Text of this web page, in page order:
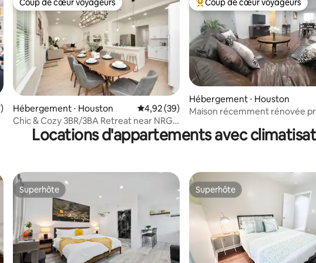
sur la base de 127 commentaires : 4,96 sur 5
Coup de cœur voyageurs
Coup de cœur voyageurs
Hébergement ⋅ Houston Évaluation moyenne sur la base de 39
4,92 (39)
Chic & Cozy 3BR/3BA Retreat near NRG
& Med Center
Coups de cœur voyageurs les
Coup de cœur voyageurs
Hébergement ⋅ Houston
Maison récemment rénovée
Locations d'appartements avec
Superhôte
Superhôte Superhôte
Superhôte